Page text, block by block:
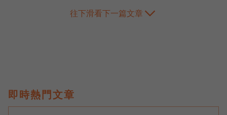
往下滑看下一篇文章
即時熱門文章